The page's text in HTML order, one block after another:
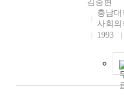
김충현
충남
사회
1993